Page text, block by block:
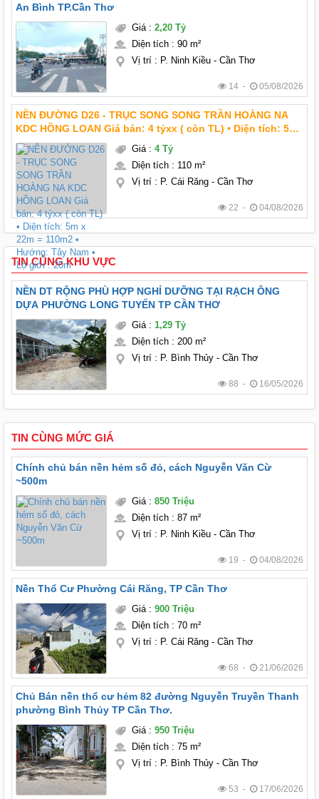
An Bình TP.Cần Thơ
Giá: 2,20 Tỷ
Diện tích: 90 m²
Vị trí: P. Ninh Kiều - Cần Thơ
14 - 05/08/2026
NỀN ĐƯỜNG D26 - TRỤC SONG SONG TRẦN HOÀNG NA
KDC HỒNG LOAN Giá bán: 4 tỷxx ( còn TL) • Diện tích: 5m
x 22m = 110m2 • Hướng: Tây Nam • Lộ giới : 20m
Giá: 4 Tỷ
Diện tích: 110 m²
Vị trí: P. Cái Răng - Cần Thơ
22 - 04/08/2026
TIN CÙNG KHU VỰC
NỀN DT RỘNG PHÙ HỢP NGHỈ DƯỠNG TẠI RẠCH ÔNG
DỰA PHƯỜNG LONG TUYẾN TP CẦN THƠ
Giá: 1,29 Tỷ
Diện tích: 200 m²
Vị trí: P. Bình Thủy - Cần Thơ
88 - 16/05/2026
TIN CÙNG MỨC GIÁ
Chính chủ bán nền hẻm số đỏ, cách Nguyễn Văn Cừ
~500m
Giá: 850 Triệu
Diện tích: 87 m²
Vị trí: P. Ninh Kiều - Cần Thơ
19 - 04/08/2026
Nền Thổ Cư Phường Cái Răng, TP Cần Thơ
Giá: 900 Triệu
Diện tích: 70 m²
Vị trí: P. Cái Răng - Cần Thơ
68 - 21/06/2026
Chủ Bán nền thổ cư hẻm 82 đường Nguyễn Truyền Thanh
phường Bình Thủy TP Cần Thơ.
Giá: 950 Triệu
Diện tích: 75 m²
Vị trí: P. Bình Thủy - Cần Thơ
53 - 17/06/2026